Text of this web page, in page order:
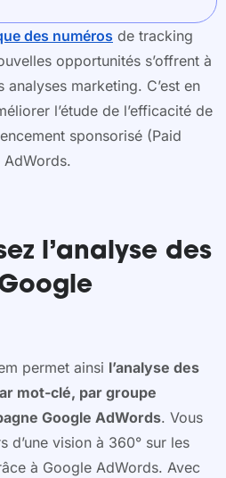
des numéros de tracking
opportunités s’offrent à
marketing. C’est en
l’étude de l’efficacité de
sponsorisé (Paid
l’analyse des
permet ainsi l’analyse des
mot-clé, par groupe
Google AdWords. Vous
d’une vision à 360° sur les
à Google AdWords. Avec